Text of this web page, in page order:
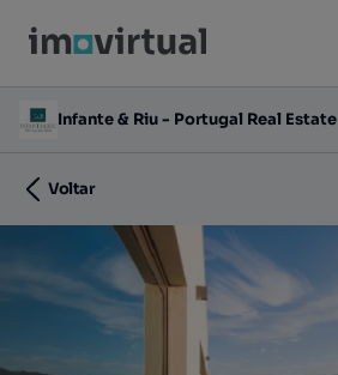
Infante & Riu - Portugal Real Estate
Voltar